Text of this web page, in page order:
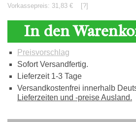
Vorkassepreis: 31,83 € [?]
In den
Preisvorschlag
Sofort Versandfertig.
Lieferzeit 1-3 Tage
Versandkostenfrei innerhalb
Lieferzeiten und -preise Ausland.